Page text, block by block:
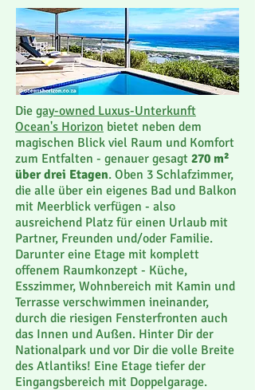
Die gay-owned Luxus-Unterkunft
Ocean's Horizon bietet neben dem
magischen Blick viel Raum und Komfort
zum Entfalten - genauer gesagt 270 m²
über drei Etagen. Oben 3 Schlafzimmer,
die alle über ein eigenes Bad und Balkon
mit Meerblick verfügen - also
ausreichend Platz für einen Urlaub mit
Partner, Freunden und/oder Familie.
Darunter eine Etage mit komplett
offenem Raumkonzept - Küche,
Esszimmer, Wohnbereich mit Kamin und
Terrasse verschwimmen ineinander,
durch die riesigen Fensterfronten auch
das Innen und Außen. Hinter Dir der
Nationalpark und vor Dir die volle Breite
des Atlantiks! Eine Etage tiefer der
Eingangsbereich mit Doppelgarage.